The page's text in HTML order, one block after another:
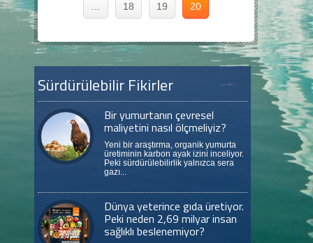
18 19 20
Sürdürülebilir Fikirler
Bir yumurtanın çevresel
maliyetini nasıl ölçmeliyiz?
Yeni bir araştırma, organik yumurta
üretiminin karbon ayak izini inceliyor.
Peki sürdürülebilirlik yalnızca sera
gazı...
Dünya yeterince gıda üretiyor.
Peki neden 2,69 milyar insan
sağlıklı beslenemiyor?